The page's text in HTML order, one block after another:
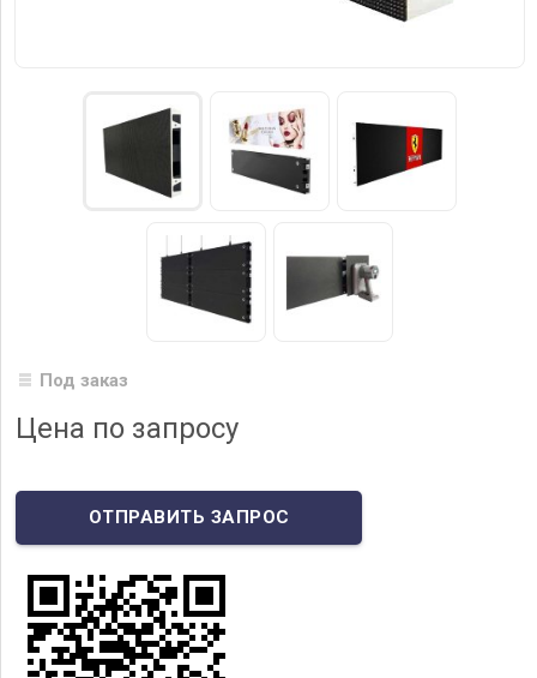
Под заказ
Цена по запросу